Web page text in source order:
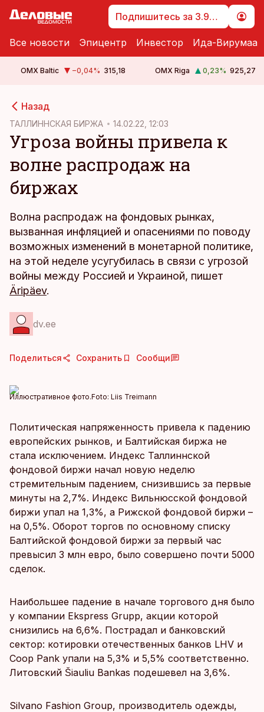
Подпишитесь за 3.99 €
Все новости Эпицентр Инвестор Ида-Вирумаа
OMX Baltic −0,04% 315,18 OMX Riga 0,23% 925,27
Назад
ТАЛЛИННСКАЯ БИРЖА 14.02.22, 12:03
Угроза войны привела к
волне распродаж на
биржах
Волна распродаж на фондовых рынках,
вызванная инфляцией и опасениями по поводу
возможных изменений в монетарной политике,
на этой неделе усугубилась в связи с угрозой
войны между Россией и Украиной, пишет
Äripäev.
dv.ee
Поделиться Сохранить Сообщи
Иллюстративное фото.Foto: Liis Treimann
Политическая напряженность привела к падению
европейских рынков, и Балтийская биржа не
стала исключением. Индекс Таллиннской
фондовой биржи начал новую неделю
стремительным падением, снизившись за первые
минуты на 2,7%. Индекс Вильнюсской фондовой
биржи упал на 1,3%, а Рижской фондовой биржи –
на 0,5%. Оборот торгов по основному списку
Балтийской фондовой биржи за первый час
превысил 3 млн евро, было совершено почти 5000
сделок.
Наибольшее падение в начале торгового дня было
у компании Ekspress Grupp, акции которой
снизились на 6,6%. Пострадал и банковский
сектор: котировки отечественных банков LHV и
Coop Pank упали на 5,3% и 5,5% соответственно.
Литовский Šiauliu Bankas подешевел на 3,6%.
Silvano Fashion Group, производитель одежды,